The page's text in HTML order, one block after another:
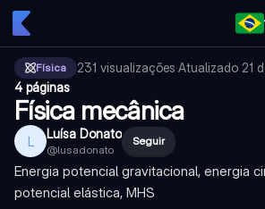
Física 231 visualizações·Atualizado 21
4 páginas
Física mecânica
L Luísa Donato
@lusadonato
Seguir
Energia potencial gravitacional, energia
potencial elástica, MHS